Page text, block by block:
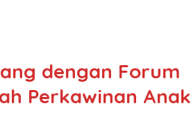
dengan Forum
Perkawinan Anak